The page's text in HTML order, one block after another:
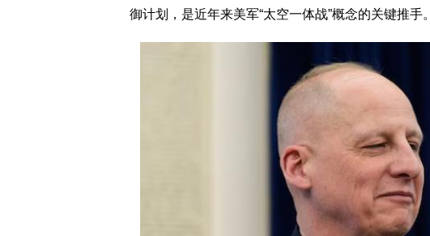
御计划，是近年来美军“太空一体战”概念的关键推手。